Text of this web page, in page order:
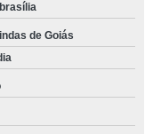
de Goiás